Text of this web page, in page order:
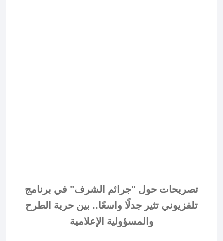
تصريحات حول "جرائم الشرف" في برنامج
تلفزيوني تثير جدلًا واسعًا.. بين حرية الطرح
والمسؤولية الإعلامية